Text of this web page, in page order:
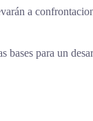
a
para un